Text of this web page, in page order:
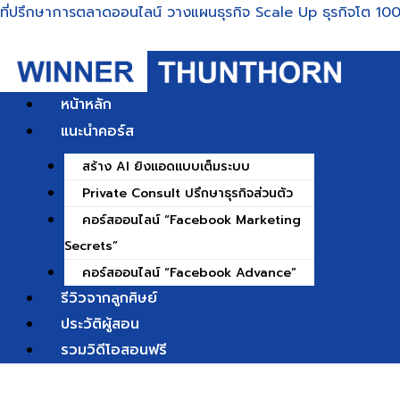
Skip
content
ที่ปรึกษาการตลาดออนไลน์ วางแผนธุรกิจ Scale Up ธุรกิจโต
หน้าหลัก
แนะนำคอร์ส
สร้าง AI ยิงแอดแบบเต็มระบบ
Private Consult ปรึกษาธุรกิจส่วนตัว
คอร์สออนไลน์ “Facebook Marketing
Secrets”
คอร์สออนไลน์ “Facebook Advance”
รีวิวจากลูกศิษย์
ประวัติผู้สอน
รวมวิดีโอสอนฟรี